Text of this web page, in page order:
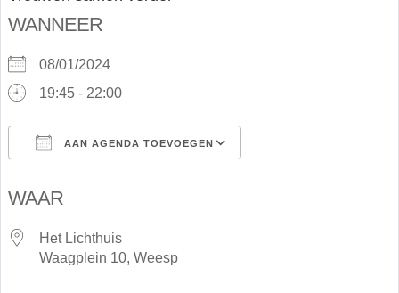
WANNEER
08/01/2024
19:45 - 22:00
AAN AGENDA TOEVOEGEN
WAAR
Het Lichthuis
Waagplein 10, Weesp